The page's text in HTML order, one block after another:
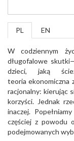
PL EN
W codziennym
długofalowe
dzieci, jaką
teoria ekonomiczna
racjonalny: kierując
korzyści. Jednak
inaczej.
częściej z powodu
podejmowanych